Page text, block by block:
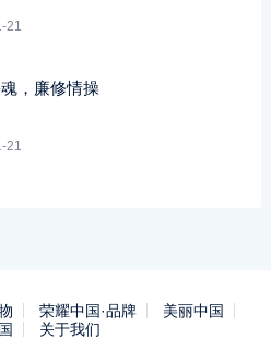
21
，廉修情操
21
荣耀中国·品牌
美丽中国
关于我们